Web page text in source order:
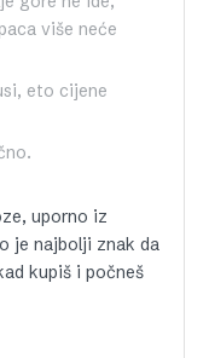
više neće
eto cijene
uporno iz
je najbolji znak da
kupiš i počneš